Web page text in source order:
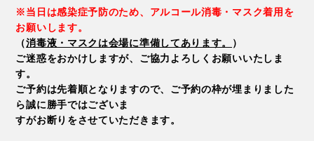
※当日は感染症予防のため、アルコール消毒・マスク着用を
お願いします。
（消毒液・マスクは会場に準備してあります。
）
ご迷惑をおかけしますが、ご協力よろしくお願いいたしま
す。
ご予約は先着順となりますので、ご予約の枠が埋まりました
ら誠に勝手ではございま
すがお断りをさせていただきます。